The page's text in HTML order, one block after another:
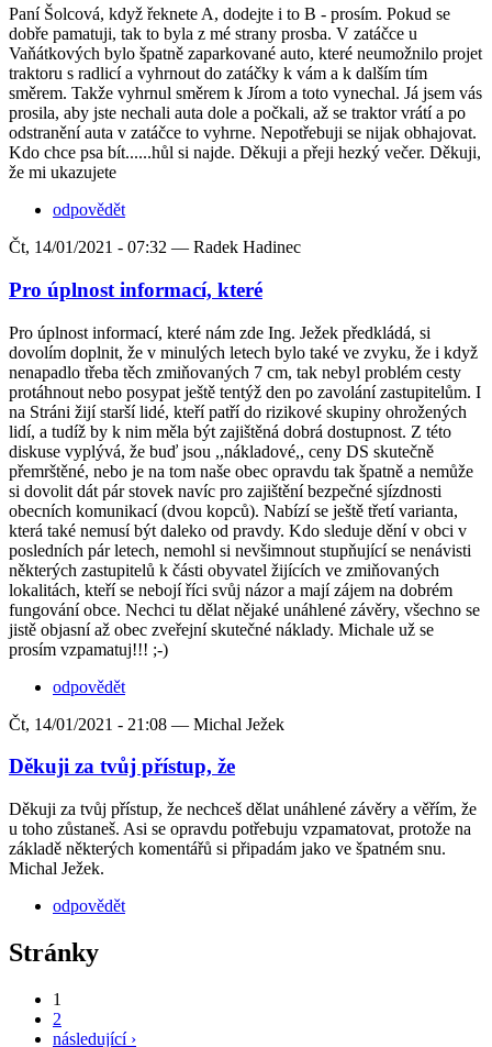
Paní Šolcová, když řeknete A, dodejte i to B - prosím. Pokud se
dobře pamatuji, tak to byla z mé strany prosba. V zatáčce u
Vaňátkových bylo špatně zaparkované auto, které neumožnilo projet
traktoru s radlicí a vyhrnout do zatáčky k vám a k dalším tím
směrem. Takže vyhrnul směrem k Jírom a toto vynechal. Já jsem vás
prosila, aby jste nechali auta dole a počkali, až se traktor vrátí a po
odstranění auta v zatáčce to vyhrne. Nepotřebuji se nijak obhajovat.
Kdo chce psa bít......hůl si najde. Děkuji a přeji hezký večer. Děkuji,
že mi ukazujete
odpovědět
Čt, 14/01/2021 - 07:32 — Radek Hadinec
Pro úplnost informací, které
Pro úplnost informací, které nám zde Ing. Ježek předkládá, si
dovolím doplnit, že v minulých letech bylo také ve zvyku, že i když
nenapadlo třeba těch zmiňovaných 7 cm, tak nebyl problém cesty
protáhnout nebo posypat ještě tentýž den po zavolání zastupitelům. I
na Stráni žijí starší lidé, kteří patří do rizikové skupiny ohrožených
lidí, a tudíž by k nim měla být zajištěná dobrá dostupnost. Z této
diskuse vyplývá, že buď jsou ,,nákladové,, ceny DS skutečně
přemrštěné, nebo je na tom naše obec opravdu tak špatně a nemůže
si dovolit dát pár stovek navíc pro zajištění bezpečné sjízdnosti
obecních komunikací (dvou kopců). Nabízí se ještě třetí varianta,
která také nemusí být daleko od pravdy. Kdo sleduje dění v obci v
posledních pár letech, nemohl si nevšimnout stupňující se nenávisti
některých zastupitelů k části obyvatel žijících ve zmiňovaných
lokalitách, kteří se nebojí říci svůj názor a mají zájem na dobrém
fungování obce. Nechci tu dělat nějaké unáhlené závěry, všechno se
jistě objasní až obec zveřejní skutečné náklady. Michale už se
prosím vzpamatuj!!! ;-)
odpovědět
Čt, 14/01/2021 - 21:08 — Michal Ježek
Děkuji za tvůj přístup, že
Děkuji za tvůj přístup, že nechceš dělat unáhlené závěry a věřím, že
u toho zůstaneš. Asi se opravdu potřebuju vzpamatovat, protože na
základě některých komentářů si připadám jako ve špatném snu.
Michal Ježek.
odpovědět
Stránky
1
2
následující ›